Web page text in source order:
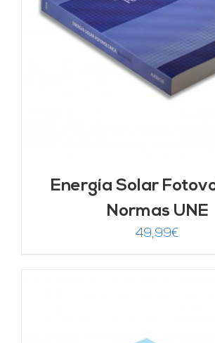
Energía Solar
Normas UNE
49,99€